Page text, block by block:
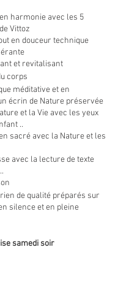
harmonie avec les 5
Vittoz
en douceur technique
et revitalisant
corps
méditative et en
écrin de Nature préservée
et la Vie avec les yeux
..
sacré avec la Nature et les
avec la lecture de texte
de qualité préparés sur
silence et en pleine
samedi soir